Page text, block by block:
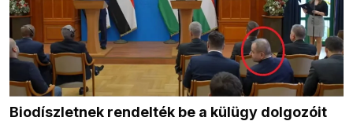
Biodíszletnek rendelték be a külügy dolgozóit